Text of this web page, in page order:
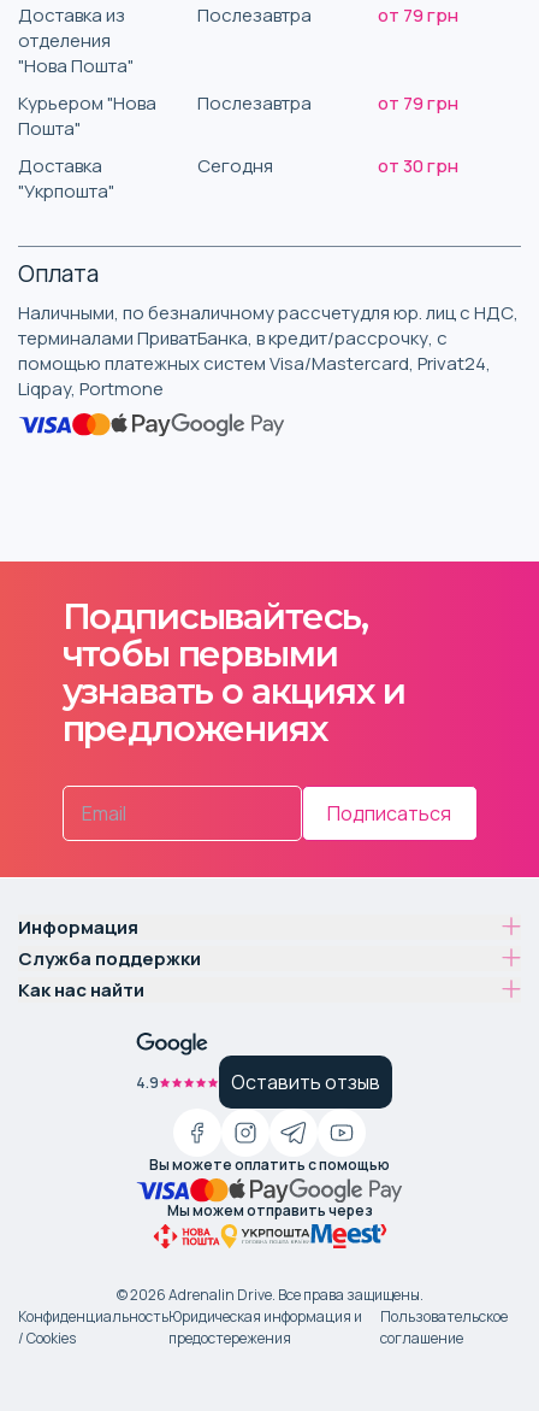
Доставка из
отделения
"Нова Пошта"
Послезавтра от 79 грн
Курьером "Нова
Пошта"
Послезавтра от 79 грн
Доставка
"Укрпошта"
Сегодня от 30 грн
Оплата
Наличными, по безналичному рассчетудля юр. лиц с НДС,
терминалами ПриватБанка, в кредит/рассрочку, с
помощью платежных систем Visa/Mastercard, Privat24,
Liqpay, Portmone
Подписывайтесь,
чтобы первыми
узнавать о акциях и
предложениях
Подписаться
Информация
Служба поддержки
Как нас найти
4.9 Оставить отзыв
Вы можете оплатить с помощью
Мы можем отправить через
©2026Adrenalin Drive. Все права защищены.
Конфиденциальность
/ Cookies
Юридическая информация и
предостережения
Пользовательское
соглашение